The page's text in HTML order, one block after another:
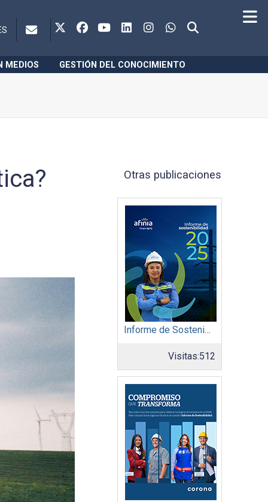
MEDIOS GESTIÓN DEL CONOCIMIENTO
Otras publicaciones
Informe de Sostenibilidad 2025: Afinia filial del Grupo EPM
Visitas:512